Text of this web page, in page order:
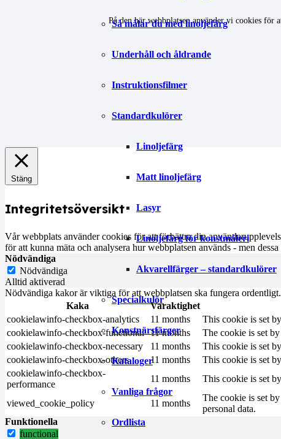
Så målar du med linoljefärg
Underhåll och åldrande
Instruktionsfilmer
Standardkulörer
Linoljefärg
Matt linoljefärg
Lasyr
Linoljefärg för konstmåleri
Akvarellfärger – standardkulörer
Specialkulör
Konstnärsfärger
Kataloger
Vanliga frågor
Ordlista
På den här webbplatsen använder vi cookies för
Stäng
Integritetsöversikt
Vår webbplats använder cookies för att förbättra din
för att kunna mäta och analysera hur webbplatsen används - men
Nödvändiga
Nödvändiga
Alltid aktiverad
Nödvändiga kakor är viktiga för att webbplatsen ska fungera
Kaka
Varaktighet
cookielawinfo-checkbox-analytics
11 months
This cookie is set
cookielawinfo-checkbox-functional 11 months
The cookie is set
cookielawinfo-checkbox-necessary
11 months
This cookie is set
cookielawinfo-checkbox-others
11 months
This cookie is set
cookielawinfo-checkbox-
performance
11 months This cookie is set
viewed_cookie_policy 11 months
The cookie is set
personal data.
Funktionella
functional